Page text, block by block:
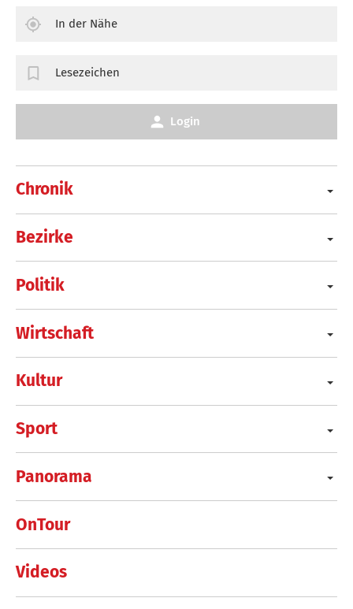
Chronik
Bezirke
Politik
Wirtschaft
Kultur
Sport
Panorama
OnTour
Videos
In der Nähe
Lesezeichen
Login